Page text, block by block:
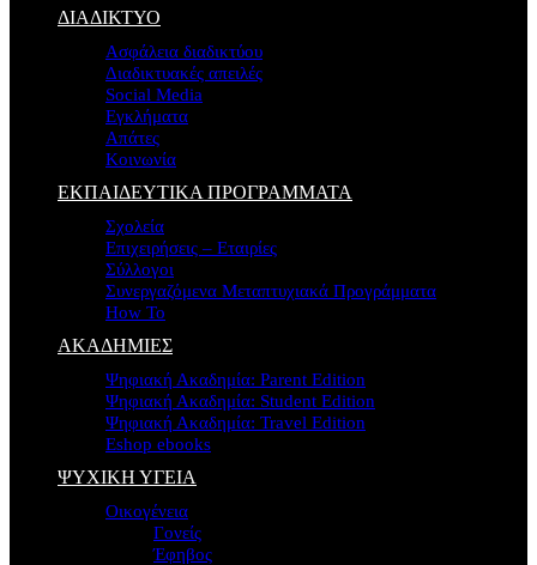
ΔΙΑΔΙΚΤΥΟ
Ασφάλεια διαδικτύου
Διαδικτυακές απειλές
Social Media
Εγκλήματα
Απάτες
Κοινωνία
ΕΚΠΑΙΔΕΥΤΙΚΑ ΠΡΟΓΡΑΜΜΑΤΑ
Σχολεία
Επιχειρήσεις – Εταιρίες
Σύλλογοι
Συνεργαζόμενα Μεταπτυχιακά Προγράμματα
How To
ΑΚΑΔΗΜΙΕΣ
Ψηφιακή Ακαδημία: Parent Edition
Ψηφιακή Ακαδημία: Student Edition
Ψηφιακή Ακαδημία: Travel Edition
Eshop ebooks
ΨΥΧΙΚΗ ΥΓΕΙΑ
Οικογένεια
Γονείς
Έφηβος